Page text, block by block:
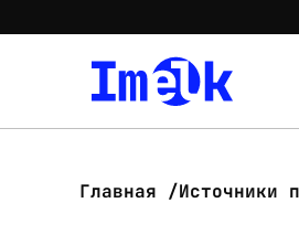
Главная Источники